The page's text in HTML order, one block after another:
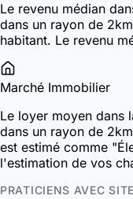
Le revenu médian
dans un rayon de
habitant. Le revenu
Marché Immobilier
Le loyer moyen dans
dans un rayon de
est estimé comme
l'estimation de vos
PRATICIENS AVEC